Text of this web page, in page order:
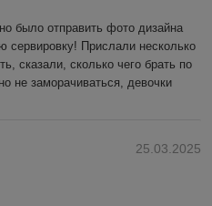
было отправить фото дизайна
сервировку! Прислали несколько
сказали, сколько чего брать по
не заморачиваться, девочки
25.03.2025